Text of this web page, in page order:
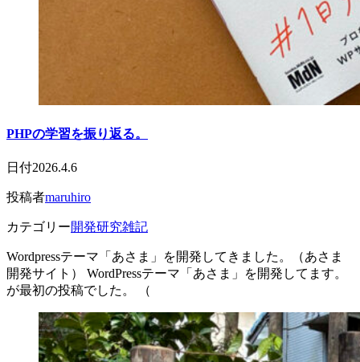
PHPの学習を振り返る。
日付2026.4.6
投稿者maruhiro
カテゴリー開発研究雑記
Wordpressテーマ「あさま」を開発してきました。（あさま
開発サイト） WordPressテーマ「あさま」を開発してます。
が最初の投稿でした。 （